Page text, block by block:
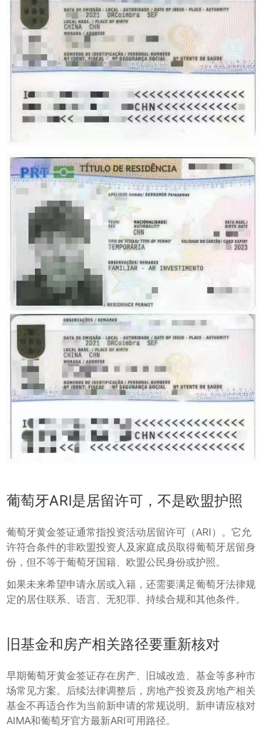
葡萄牙ARI是居留许可，不是欧盟护照
葡萄牙黄金签证通常指投资活动居留许可（ARI）。它允
许符合条件的非欧盟投资人及家庭成员取得葡萄牙居留身
份，但不等于葡萄牙国籍、欧盟公民身份或护照。
如果未来希望申请永居或入籍，还需要满足葡萄牙法律规
定的居住联系、语言、无犯罪、持续合规和其他条件。
旧基金和房产相关路径要重新核对
早期葡萄牙黄金签证存在房产、旧城改造、基金等多种市
场常见方案。后续法律调整后，房地产投资及房地产相关
基金不再适合作为当前新申请的常规说明。新申请应核对
AIMA和葡萄牙官方最新ARI可用路径。